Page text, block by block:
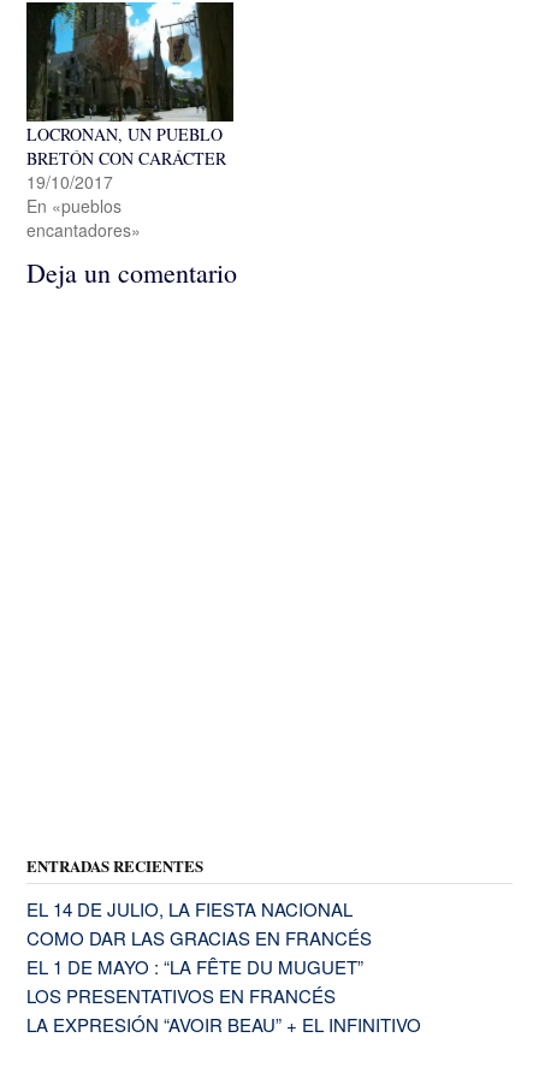
LOCRONAN, UN PUEBLO
BRETÓN CON CARÁCTER
19/10/2017
En «pueblos
encantadores»
Deja un comentario
ENTRADAS RECIENTES
EL 14 DE JULIO, LA FIESTA NACIONAL
COMO DAR LAS GRACIAS EN FRANCÉS
EL 1 DE MAYO : “LA FÊTE DU MUGUET”
LOS PRESENTATIVOS EN FRANCÉS
LA EXPRESIÓN “AVOIR BEAU” + EL INFINITIVO